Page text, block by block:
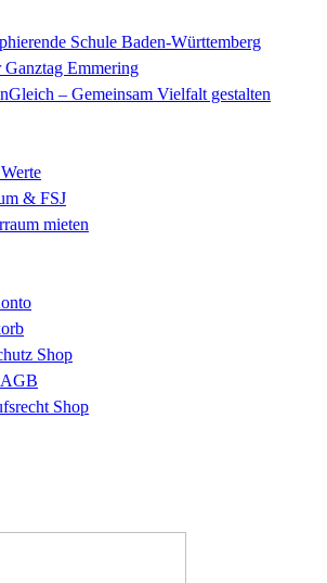
Schule Baden-Württemberg
Ganztag Emmering
– Gemeinsam Vielfalt gestalten
& FSJ
mieten
Shop
Shop